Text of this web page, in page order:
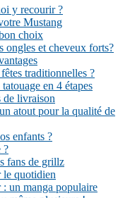
y recourir ?
Mustang
choix
ongles et cheveux forts?
traditionnelles ?
en 4 étapes
de livraison
atout pour la qualité de
enfants ?
?
fans de grillz
le quotidien
: un manga populaire